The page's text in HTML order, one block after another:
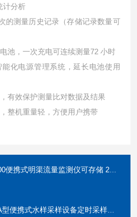
计分析
的测量历史记录（存储记录数量可
池，一次充电可连续测量72 小时
化电源管理系统，延长电池使用
有效保护测量比对数据及结果
整机重量轻，方便用户携带
携式明渠流量监测仪可存储 20000次记录
便携式水样采样设备定时采样可时间设置